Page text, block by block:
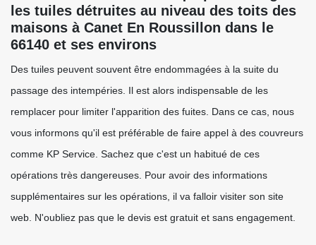
les tuiles détruites au niveau des toits des
maisons à Canet En Roussillon dans le
66140 et ses environs
Des tuiles peuvent souvent être endommagées à la suite du
passage des intempéries. Il est alors indispensable de les
remplacer pour limiter l'apparition des fuites. Dans ce cas, nous
vous informons qu'il est préférable de faire appel à des couvreurs
comme KP Service. Sachez que c'est un habitué de ces
opérations très dangereuses. Pour avoir des informations
supplémentaires sur les opérations, il va falloir visiter son site
web. N'oubliez pas que le devis est gratuit et sans engagement.